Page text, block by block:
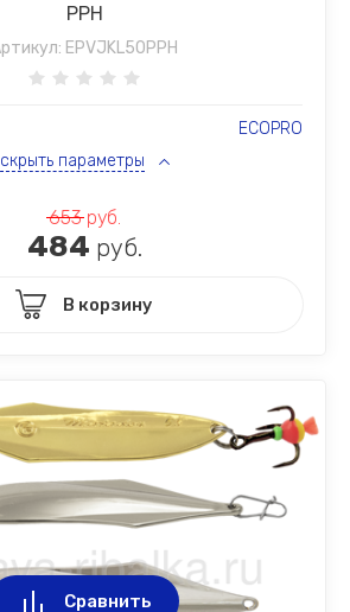
PPH
EPVJKL50PPH
ECOPRO
скрыть параметры
653руб.
484 руб.
В корзину
Сравнить